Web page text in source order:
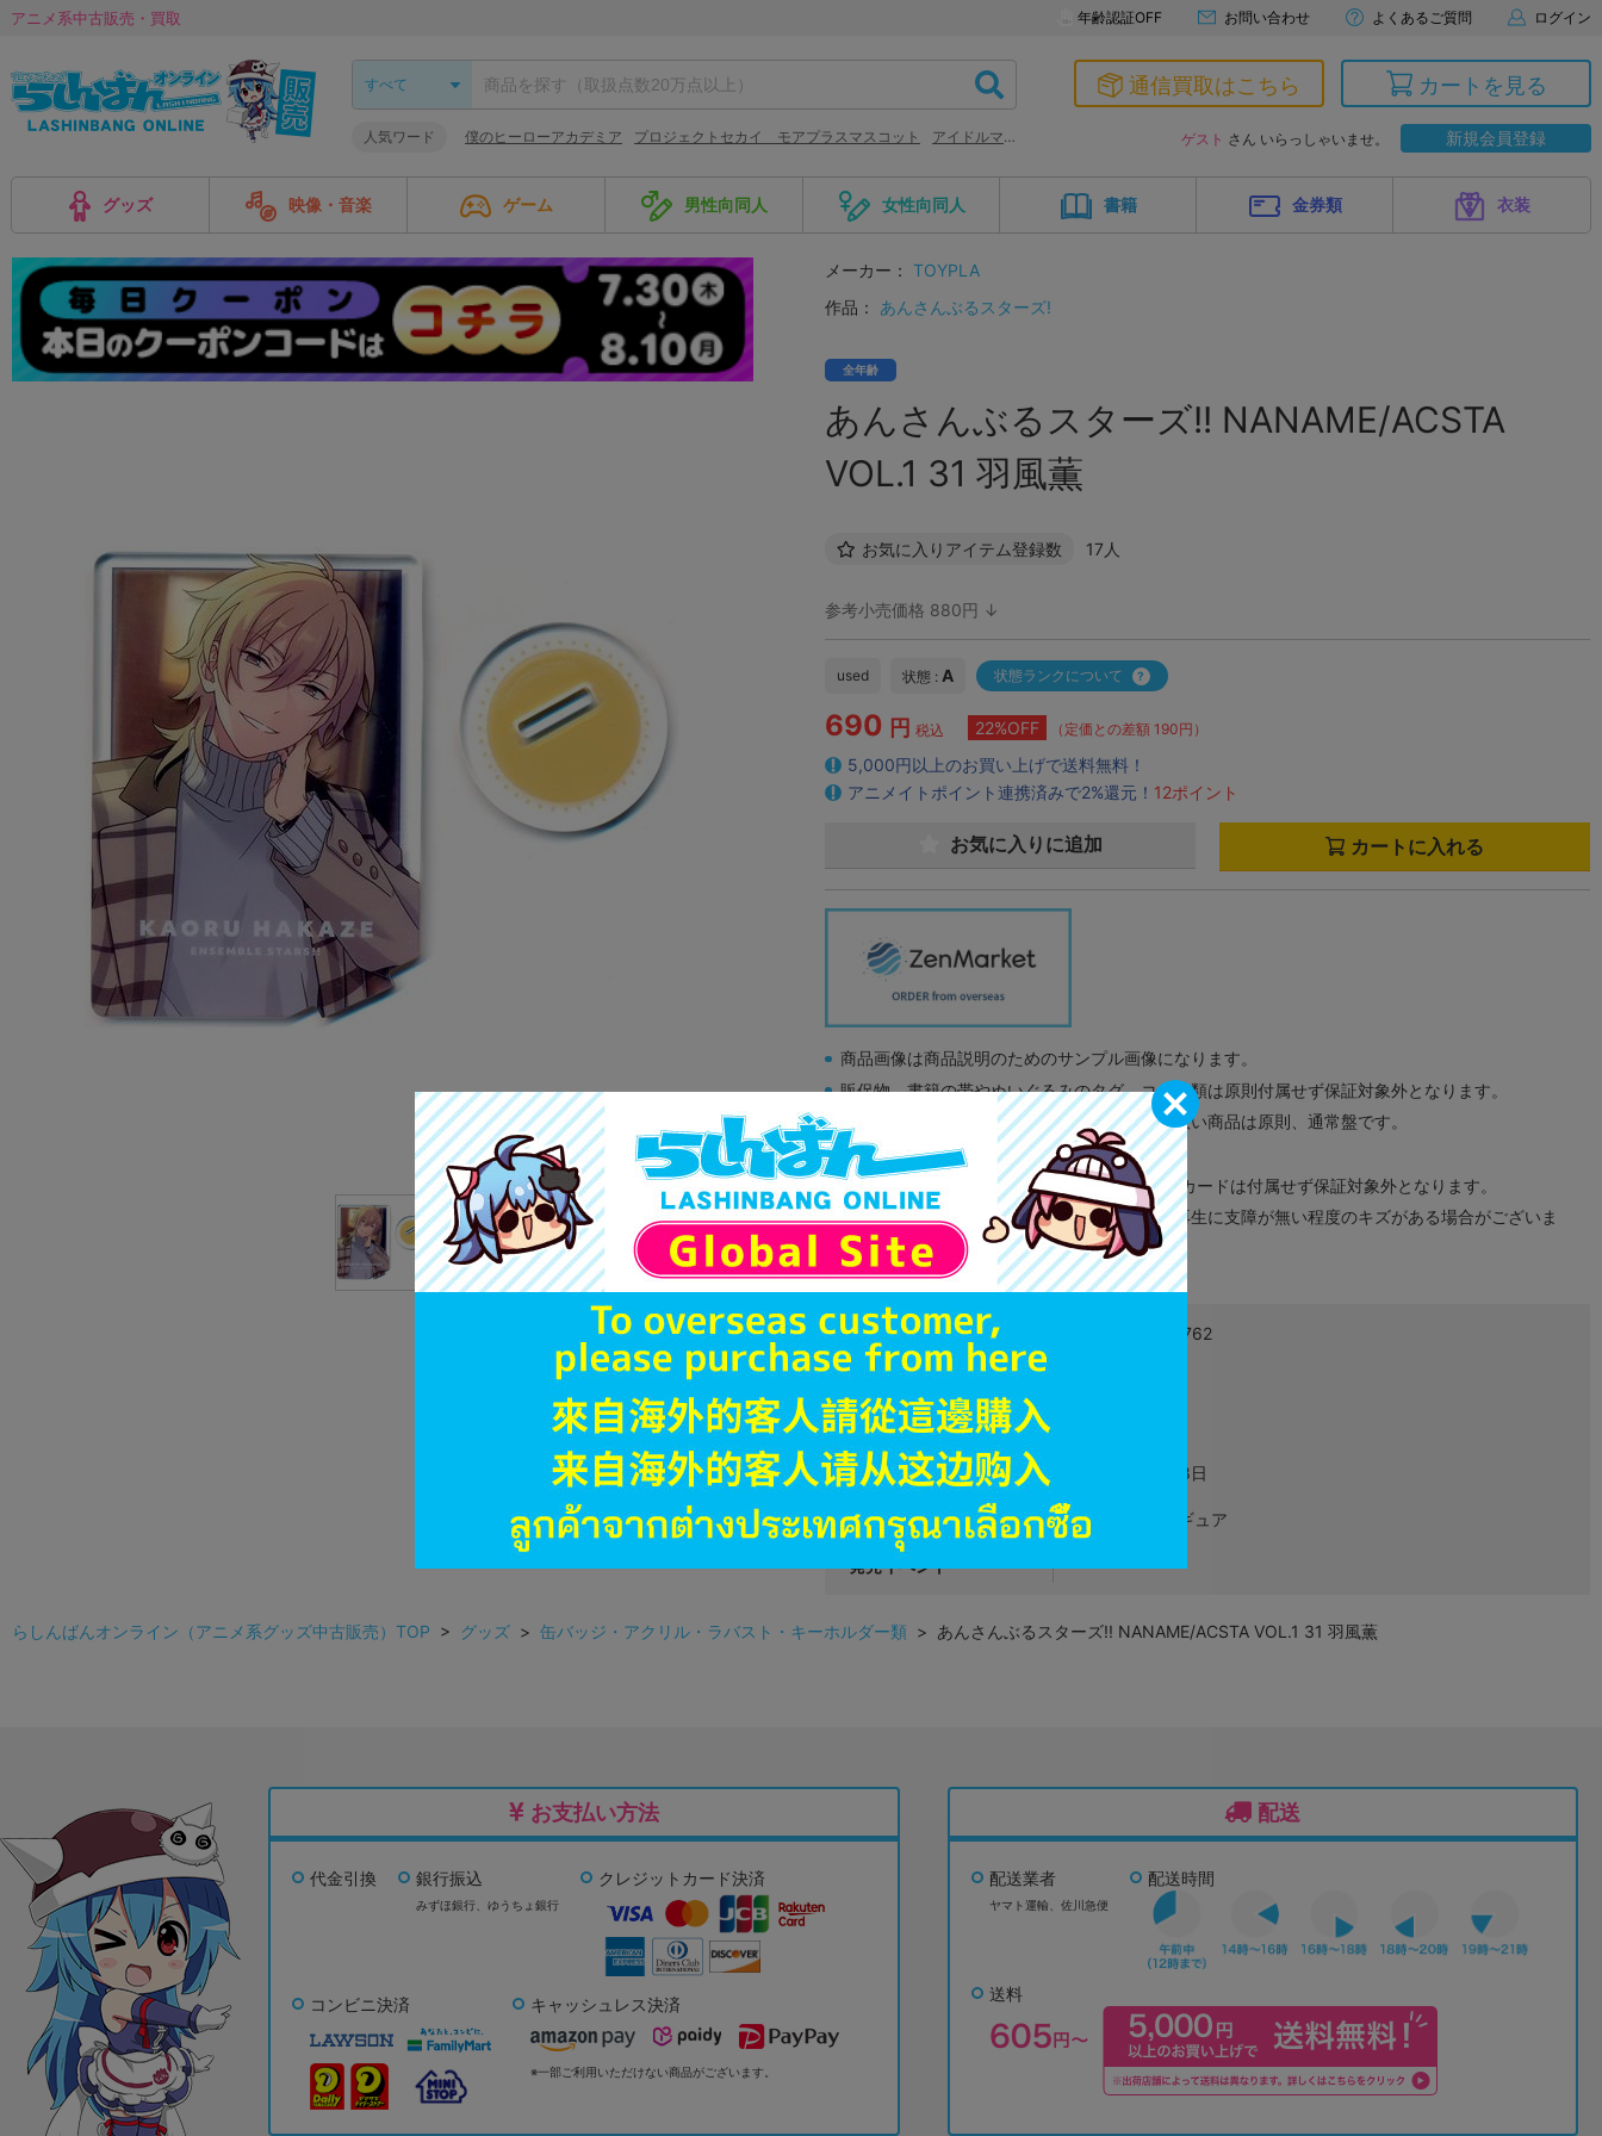
アニメ系中古販売・買取 年齢認証OFF お問い合わせ よくあるご質問 ログイン
人気ワード 僕のヒーローアカデミア プロジェクトセカイ モアプラスマスコット アイドルマスター フィギュア
通信買取はこちら カートを見る
ゲスト さん いらっしゃいませ。 新規会員登録
グッズ 映像・音楽 ゲーム 男性向同人 女性向同人 書籍 金券類 衣装
メーカー： TOYPLA
作品：
あんさんぶるスターズ!
全年齢
あんさんぶるスターズ!! NANAME/ACSTA
VOL.1 31 羽風薫
お気に入りアイテム登録数 17人
参考小売価格 880円 ↓
used 状態 : A 状態ランクについて
690 円 税込 22%OFF （定価との差額 190円）
5,000円以上のお買い上げで送料無料！
アニメイトポイント連携済みで2%還元！ 12ポイント
カートに入れる
お気に入りに追加
商品画像は商品説明のためのサンプル画像になります。
販促物、書籍の帯やぬいぐるみのタグ、コード類は原則付属せず保証対象外となります。
商品名や備考欄に特別な記載が無い限り取り扱い商品は原則、通常盤です。
「電池」は原則として保証対象外となります。
ゲーム機本体には、SDカードなどのメモリーカードは付属せず保証対象外となります。
ディスク類の読み取り面のキズに関しまして再生に支障が無い程度のキズがある場合がございま
す。
※詳細につきましてはコチラ
JANコード 4580525857762
商品番号
商品カテゴリ
発売日 2023年01月28日
種別 アクリルフィギュア
発売イベント
らしんばんオンライン（アニメ系グッズ中古販売）TOP > グッズ > 缶バッジ・アクリル・ラバスト・キーホルダー類 > あんさんぶるスターズ!! NANAME/ACSTA VOL.1 31 羽風薫
お支払い方法
代金引換 銀行振込
みずほ銀行、 ゆうちょ銀行
クレジットカード決済
コンビニ決済 キャッシュレス決済
※一部ご利用いただけない商品がございます。
配送
配送業者
ヤマト運輸、佐川急便
配送時間
送料